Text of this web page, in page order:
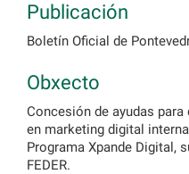
Publicación
Boletín Oficial de
Obxecto
Concesión de ayudas
en marketing digital
Programa Xpande Digital,
FEDER.